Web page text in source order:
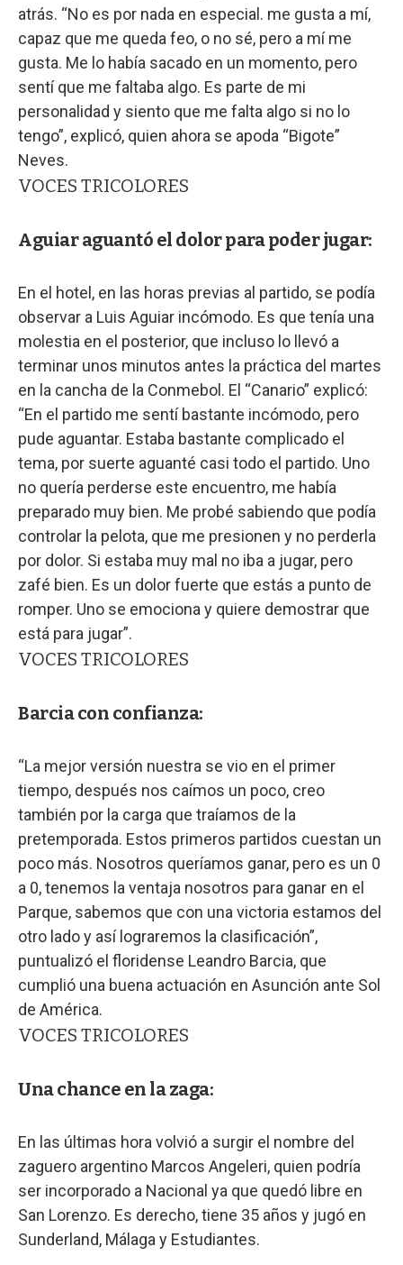
atrás. “No es por nada en especial. me gusta a mí,
capaz que me queda feo, o no sé, pero a mí me
gusta. Me lo había sacado en un momento, pero
sentí que me faltaba algo. Es parte de mi
personalidad y siento que me falta algo si no lo
tengo”, explicó, quien ahora se apoda “Bigote”
Neves.
VOCES TRICOLORES
Aguiar aguantó el dolor para poder jugar:
En el hotel, en las horas previas al partido, se podía
observar a Luis Aguiar incómodo. Es que tenía una
molestia en el posterior, que incluso lo llevó a
terminar unos minutos antes la práctica del martes
en la cancha de la Conmebol. El “Canario” explicó:
“En el partido me sentí bastante incómodo, pero
pude aguantar. Estaba bastante complicado el
tema, por suerte aguanté casi todo el partido. Uno
no quería perderse este encuentro, me había
preparado muy bien. Me probé sabiendo que podía
controlar la pelota, que me presionen y no perderla
por dolor. Si estaba muy mal no iba a jugar, pero
zafé bien. Es un dolor fuerte que estás a punto de
romper. Uno se emociona y quiere demostrar que
está para jugar”.
VOCES TRICOLORES
Barcia con confianza:
“La mejor versión nuestra se vio en el primer
tiempo, después nos caímos un poco, creo
también por la carga que traíamos de la
pretemporada. Estos primeros partidos cuestan un
poco más. Nosotros queríamos ganar, pero es un 0
a 0, tenemos la ventaja nosotros para ganar en el
Parque, sabemos que con una victoria estamos del
otro lado y así lograremos la clasificación”,
puntualizó el floridense Leandro Barcia, que
cumplió una buena actuación en Asunción ante Sol
de América.
VOCES TRICOLORES
Una chance en la zaga:
En las últimas hora volvió a surgir el nombre del
zaguero argentino Marcos Angeleri, quien podría
ser incorporado a Nacional ya que quedó libre en
San Lorenzo. Es derecho, tiene 35 años y jugó en
Sunderland, Málaga y Estudiantes.